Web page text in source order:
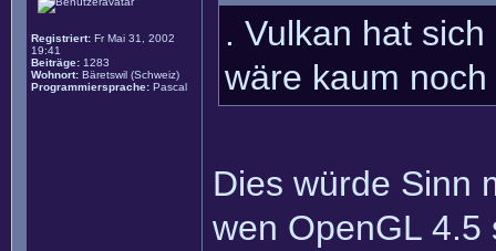
Registriert: Fr Mai 31, 2002
19:41
Beiträge: 1283
Wohnort: Bäretswil (Schweiz)
Programmiersprache: Pascal
. Vulkan hat
wäre kaum
Dies würde Sinn
wen OpenGL